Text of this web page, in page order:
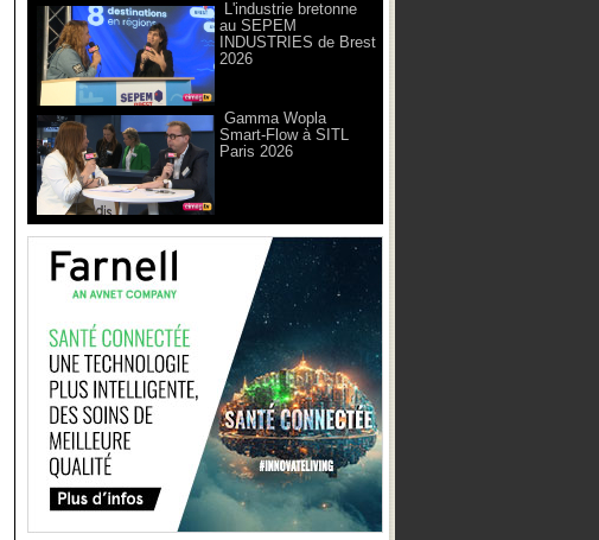
L'industrie bretonne
au SEPEM
INDUSTRIES de Brest
2026
Gamma Wopla
Smart-Flow à SITL
Paris 2026